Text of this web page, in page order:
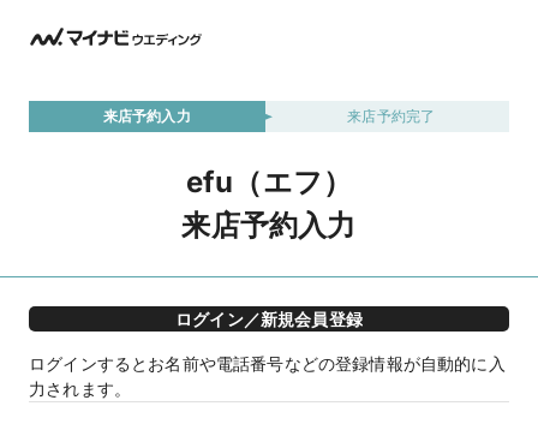
来店予約入力 来店予約完了
efu（エフ）
来店予約入力
ログイン／新規会員登録
ログインするとお名前や電話番号などの登録情報が自動的に入
力されます。